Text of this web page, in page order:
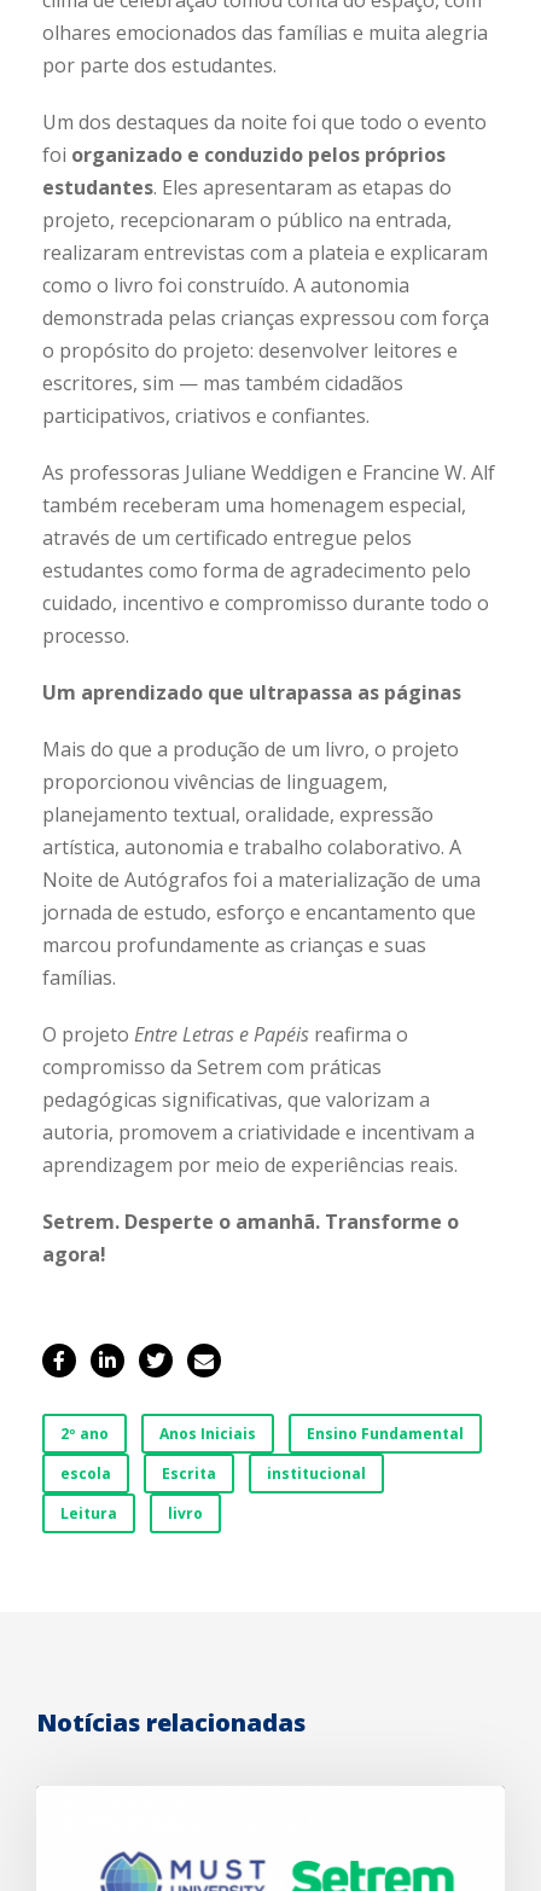
olhares emocionados das famílias e muita alegria
por parte dos estudantes.
Um dos destaques da noite foi que todo o evento
foi organizado e conduzido pelos próprios
estudantes. Eles apresentaram as etapas do
projeto, recepcionaram o público na entrada,
realizaram entrevistas com a plateia e explicaram
como o livro foi construído. A autonomia
demonstrada pelas crianças expressou com força
o propósito do projeto: desenvolver leitores e
escritores, sim — mas também cidadãos
participativos, criativos e confiantes.
As professoras Juliane Weddigen e Francine W. Alf
também receberam uma homenagem especial,
através de um certificado entregue pelos
estudantes como forma de agradecimento pelo
cuidado, incentivo e compromisso durante todo o
processo.
Um aprendizado que ultrapassa as páginas
Mais do que a produção de um livro, o projeto
proporcionou vivências de linguagem,
planejamento textual, oralidade, expressão
artística, autonomia e trabalho colaborativo. A
Noite de Autógrafos foi a materialização de uma
jornada de estudo, esforço e encantamento que
marcou profundamente as crianças e suas
famílias.
O projeto Entre Letras e Papéis reafirma o
compromisso da Setrem com práticas
pedagógicas significativas, que valorizam a
autoria, promovem a criatividade e incentivam a
aprendizagem por meio de experiências reais.
Setrem. Desperte o amanhã. Transforme o
agora!
2º ano Anos Iniciais
Ensino Fundamental
escola
Escrita
institucional
Leitura
livro
Notícias relacionadas